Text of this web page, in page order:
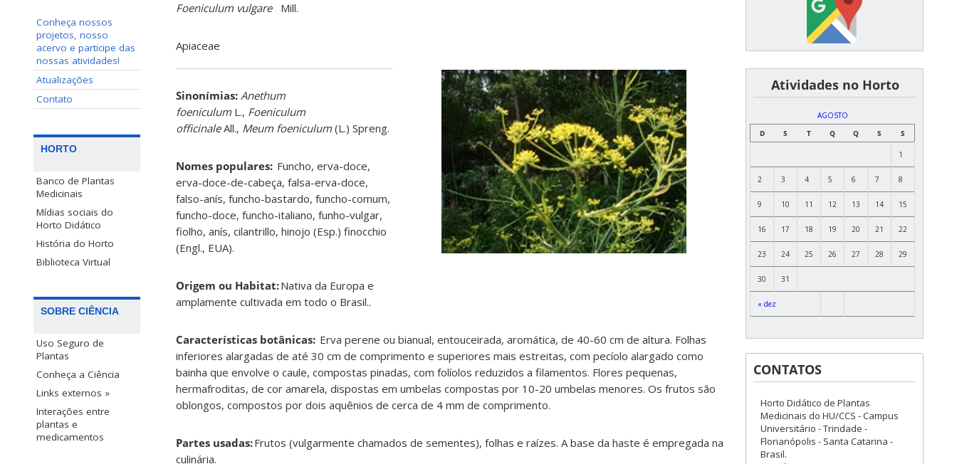
Conheça nossos
projetos, nosso
acervo e participe das
nossas atividades!
Atualizações
Contato
HORTO
Banco de Plantas
Medicinais
Mídias sociais do
Horto Didático
História do Horto
Biblioteca Virtual
SOBRE CIÊNCIA
Uso Seguro de
Plantas
Conheça a Ciência
Links externos »
Interações entre
plantas e
medicamentos
Foeniculum vulgareMill.
Apiaceae
Sinonímias: Anethum
foeniculum L., Foeniculum
officinaleAll., Meum foeniculum (L.) Spreng.
Nomes populares: Funcho, erva-doce,
erva-doce-de-cabeça, falsa-erva-doce,
falso-anís, funcho-bastardo, funcho-comum,
funcho-doce, funcho-italiano, funho-vulgar,
fiolho, anís, cilantrillo, hinojo (Esp.) finocchio
(Engl., EUA).
Origem ou Habitat:Nativa da Europa e
amplamente cultivada em todo o Brasil..
Características botânicas: Erva perene ou bianual, entouceirada, aromática, de 40-60 cm de altura. Folhas
inferiores alargadas de até 30 cm de comprimento e superiores mais estreitas, com pecíolo alargado como
bainha que envolve o caule, compostas pinadas, com folíolos reduzidos a filamentos. Flores pequenas,
hermafroditas, de cor amarela, dispostas em umbelas compostas por 10-20 umbelas menores. Os frutos são
oblongos, compostos por dois aquênios de cerca de 4 mm de comprimento.
Partes usadas:Frutos (vulgarmente chamados de sementes), folhas e raízes. A base da haste é empregada na
culinária.
͏ ͏ ͏ ͏ ͏ ͏Atividades no Horto
AGOSTO
D
S T Q Q S S
« dez
1
2 3 4 5 6 7 8
9 10 11 12 13 14 15
16 17 18 19 20 21 22
23 24 25 26 27 28 29
30 31
CONTATOS
Horto Didático de Plantas
Medicinais do HU/CCS - Campus
Universitário - Trindade -
Florianópolis - Santa Catarina -
Brasil.